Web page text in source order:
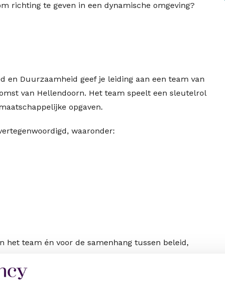
richting te geven in een dynamische omgeving?
en Duurzaamheid geef je leiding aan een team van
van Hellendoorn. Het team speelt een sleutelrol
opgaven.
waaronder:
het team én voor de samenhang tussen beleid,
je integraal werken, over de grenzen van
hun recht komen, brengt focus aan in een
om samen resultaten te behalen.